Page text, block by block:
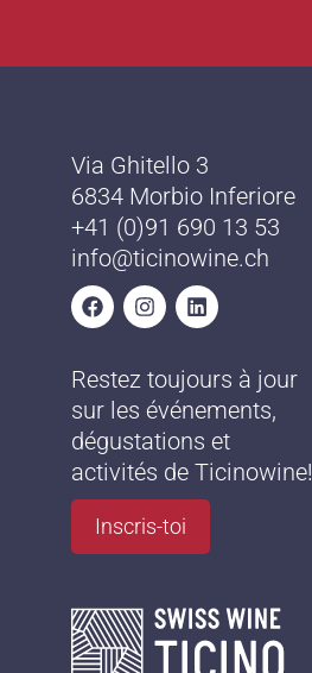
Via Ghitello 3
6834 Morbio Inferiore
+41 (0)91 690 13 53
info@ticinowine.ch
Restez toujours à jour
sur les événements,
dégustations et
activités de Ticinowine!
Inscris-toi